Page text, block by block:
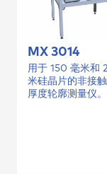
MX 3014
用于 150 毫米和
米硅晶片的非接
厚度轮廓测量仪。